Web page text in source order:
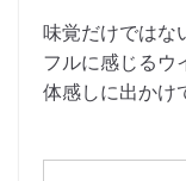
味覚だけではな
フルに感じるウ
体感しに出かけ